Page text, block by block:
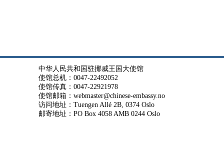
中华人民共和国驻挪威王国大使馆
使馆总机：0047-22492052
使馆传真：0047-22921978
使馆邮箱：webmaster@chinese-embassy.no
访问地址：Tuengen Allé 2B, 0374 Oslo
邮寄地址：PO Box 4058 AMB 0244 Oslo